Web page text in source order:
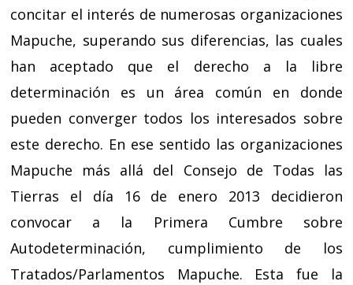
concitar el interés de numerosas organizaciones
Mapuche, superando sus diferencias, las cuales
han aceptado que el derecho a la libre
determinación es un área común en donde
pueden converger todos los interesados sobre
este derecho. En ese sentido las organizaciones
Mapuche más allá del Consejo de Todas las
Tierras el día 16 de enero 2013 decidieron
convocar a la Primera Cumbre sobre
Autodeterminación, cumplimiento de los
Tratados/Parlamentos Mapuche. Esta fue la